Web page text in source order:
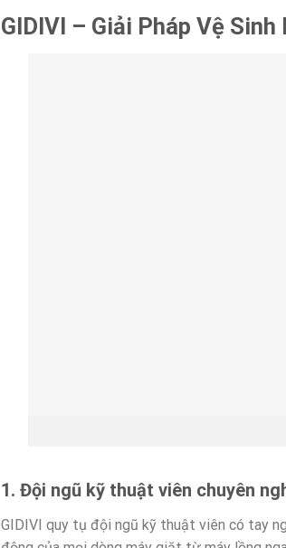
GIDIVI – Giải Pháp Vệ
1. Đội ngũ kỹ thuật viên chuyên
GIDIVI quy tụ đội ngũ kỹ thuật viên có tay